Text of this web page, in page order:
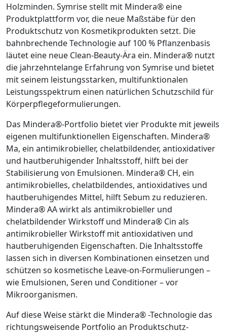
Holzminden. Symrise stellt mit Mindera® eine
Produktplattform vor, die neue Maßstäbe für den
Produktschutz von Kosmetikprodukten setzt. Die
bahnbrechende Technologie auf 100 % Pflanzenbasis
läutet eine neue Clean-Beauty-Ära ein. Mindera® nutzt
die jahrzehntelange Erfahrung von Symrise und bietet
mit seinem leistungsstarken, multifunktionalen
Leistungsspektrum einen natürlichen Schutzschild für
Körperpflegeformulierungen.
Das Mindera®-Portfolio bietet vier Produkte mit jeweils
eigenen multifunktionellen Eigenschaften. Mindera®
Ma, ein antimikrobieller, chelatbildender, antioxidativer
und hautberuhigender Inhaltsstoff, hilft bei der
Stabilisierung von Emulsionen. Mindera® CH, ein
antimikrobielles, chelatbildendes, antioxidatives und
hautberuhigendes Mittel, hilft Sebum zu reduzieren.
Mindera® AA wirkt als antimikrobieller und
chelatbildender Wirkstoff und Mindera® Cin als
antimikrobieller Wirkstoff mit antioxidativen und
hautberuhigenden Eigenschaften. Die Inhaltsstoffe
lassen sich in diversen Kombinationen einsetzen und
schützen so kosmetische Leave-on-Formulierungen –
wie Emulsionen, Seren und Conditioner – vor
Mikroorganismen.
Auf diese Weise stärkt die Mindera® -Technologie das
richtungsweisende Portfolio an Produktschutz-